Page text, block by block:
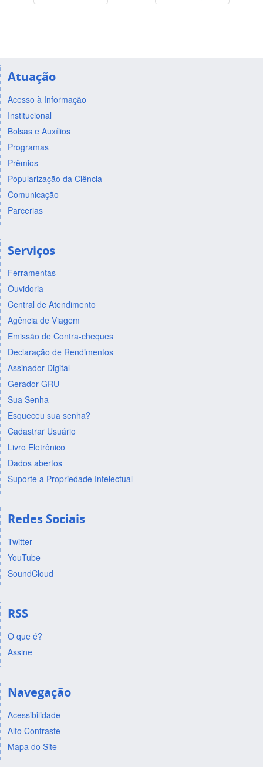
Atuação
Acesso à Informação
Institucional
Bolsas e Auxílios
Programas
Prêmios
Popularização da Ciência
Comunicação
Parcerias
Serviços
Ferramentas
Ouvidoria
Central de Atendimento
Agência de Viagem
Emissão de Contra-cheques
Declaração de Rendimentos
Assinador Digital
Gerador GRU
Sua Senha
Esqueceu sua senha?
Cadastrar Usuário
Livro Eletrônico
Dados abertos
Suporte a Propriedade Intelectual
Redes Sociais
Twitter
YouTube
SoundCloud
RSS
O que é?
Assine
Navegação
Acessibilidade
Alto Contraste
Mapa do Site